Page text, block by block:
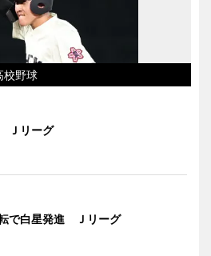
野球
Ｊリーグ
で白星発進 Ｊリーグ